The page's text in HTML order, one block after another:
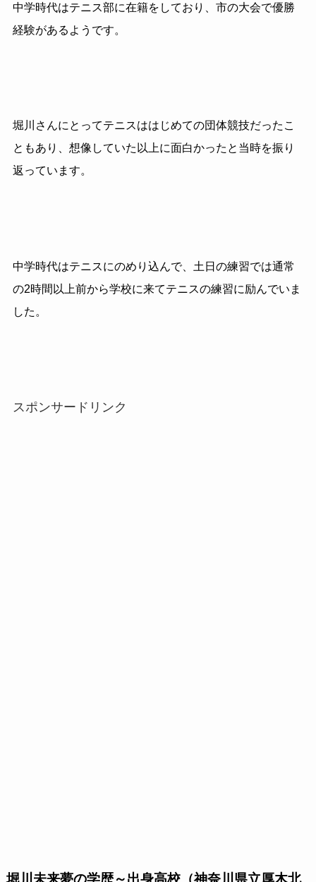
中学時代はテニス部に在籍をしており、市の大会で優勝
経験があるようです。
堀川さんにとってテニスははじめての団体競技だったこ
ともあり、想像していた以上に面白かったと当時を振り
返っています。
中学時代はテニスにのめり込んで、土日の練習では通常
の2時間以上前から学校に来てテニスの練習に励んでいま
した。
スポンサードリンク